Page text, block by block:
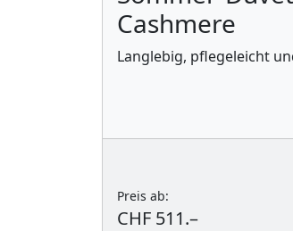
Cashmere
Langlebig, pflegeleicht
Preis ab:
CHF 511.–